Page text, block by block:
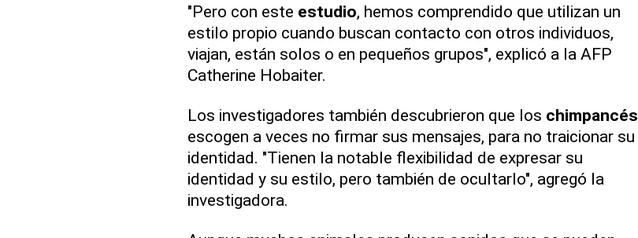
"Pero con este estudio, hemos comprendido que utilizan un
estilo propio cuando buscan contacto con otros individuos,
viajan, están solos o en pequeños grupos", explicó a la AFP
Catherine Hobaiter.
Los investigadores también descubrieron que los chimpancés
escogen a veces no firmar sus mensajes, para no traicionar su
identidad. "Tienen la notable flexibilidad de expresar su
identidad y su estilo, pero también de ocultarlo", agregó la
investigadora.